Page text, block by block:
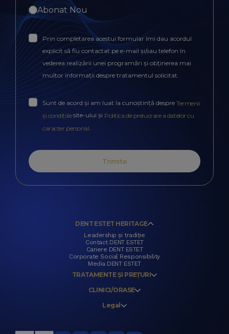
Abonat Nou
Prin completarea acestui formular îmi dau acordul
explicit să fiu contactat pe e-mail și/sau telefon în
vederea realizării unei programări și obținerea mai
multor informații despre tratamentul solicitat.
Sunt de acord și am luat la cunoștință despre Termenii
și condițiilesite-ului și Politica de prelucrare a datelor cu
caracter personal.
Trimite
DENT ESTET HERITAGE
Leadership și tradiție
Contact DENT ESTET
Cariere DENT ESTET
Corporate Social Responsibility
Media DENT ESTET
TRATAMENTE ȘI PREȚURI
CLINICI/ORASE
Legal